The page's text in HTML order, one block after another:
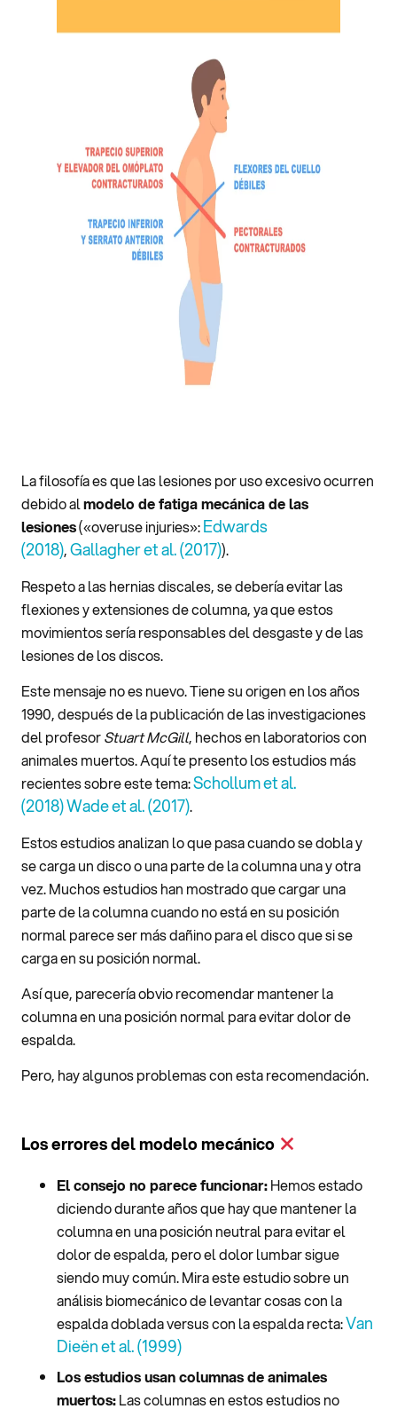
La filosofía es que las lesiones por uso excesivo ocurren
debido almodelo de fatiga mecánica de las
lesiones(«overuse injuries»:Edwards
(2018),Gallagher et al. (2017)).
Respeto a las hernias discales, se debería evitar las
flexiones y extensiones de columna, ya que estos
movimientos sería responsables del desgaste y de las
lesiones de los discos.
Este mensaje no es nuevo. Tiene su origen en los años
1990, después de la publicación de las investigaciones
del profesorStuart McGill, hechos en laboratorios con
animales muertos. Aquí te presento los estudios más
recientes sobre este tema:Schollum et al.
(2018)Wade et al. (2017).
Estos estudios analizan lo que pasa cuando se dobla y
se carga un disco o una parte de la columna una y otra
vez. Muchos estudios han mostrado que cargar una
parte de la columna cuando no está en su posición
normal parece ser más dañino para el disco que si se
carga en su posición normal.
Así que, parecería obvio recomendar mantener la
columna en una posición normal para evitar dolor de
espalda.
Pero, hay algunos problemas con esta recomendación.
Los errores del modelo mecánico
El consejo no parece funcionar:Hemos estado
diciendo durante años que hay que mantener la
columna en una posición neutral para evitar el
dolor de espalda, pero el dolor lumbar sigue
siendo muy común. Mira este estudio sobre un
análisis biomecánico de levantar cosas con la
espalda doblada versus con la espalda recta:Van
Dieën et al. (1999)
Los estudios usan columnas de animales
muertos:Las columnas en estos estudios no